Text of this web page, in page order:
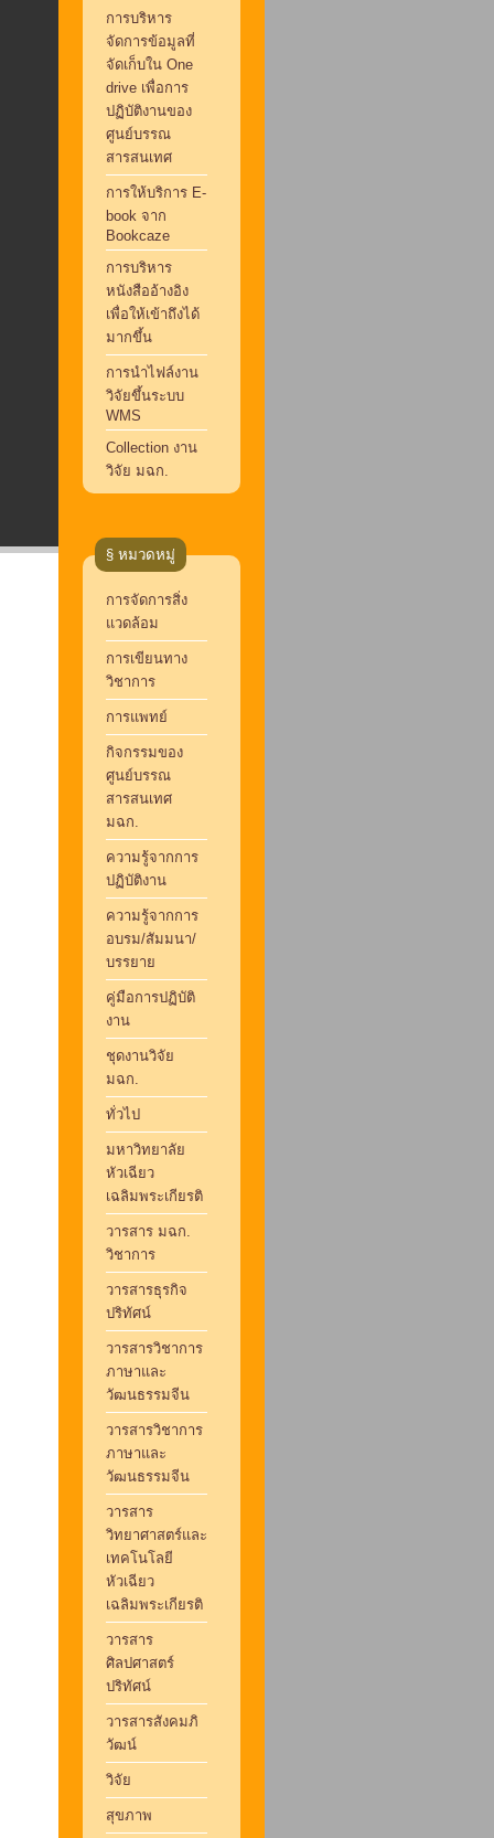
การบริหาร
จัดการข้อมูลที่
จัดเก็บใน One
drive เพื่อการ
ปฏิบัติงานของ
ศูนย์บรรณ
สารสนเทศ
การให้บริการ E-
book จาก
Bookcaze
การบริหาร
หนังสืออ้างอิง
เพื่อให้เข้าถึงได้
มากขึ้น
การนำไฟล์งาน
วิจัยขึ้นระบบ
WMS
Collection งาน
วิจัย มฉก.
§ หมวดหมู่
การจัดการสิ่ง
แวดล้อม
การเขียนทาง
วิชาการ
การแพทย์
กิจกรรมของ
ศูนย์บรรณ
สารสนเทศ
มฉก.
ความรู้จากการ
ปฏิบัติงาน
ความรู้จากการ
อบรม/สัมมนา/
บรรยาย
คู่มือการปฏิบัติ
งาน
ชุดงานวิจัย
มฉก.
ทั่วไป
มหาวิทยาลัย
หัวเฉียว
เฉลิมพระเกียรติ
วารสาร มฉก.
วิชาการ
วารสารธุรกิจ
ปริทัศน์
วารสารวิชาการ
ภาษาและ
วัฒนธรรมจีน
วารสารวิชาการ
ภาษาและ
วัฒนธรรมจีน
วารสาร
วิทยาศาสตร์และ
เทคโนโลยี
หัวเฉียว
เฉลิมพระเกียรติ
วารสาร
ศิลปศาสตร์
ปริทัศน์
วารสารสังคมภิ
วัฒน์
วิจัย
สุขภาพ